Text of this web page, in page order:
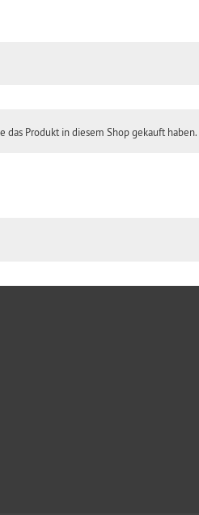
das Produkt in diesem Shop gekauft haben.